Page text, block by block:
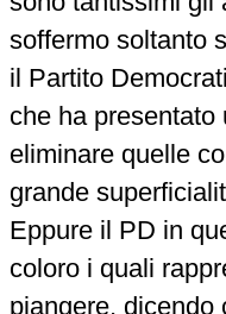
soffermo soltanto
il Partito
che ha
eliminare quelle
grande
Eppure il PD in
coloro i quali
piangere, dicendo